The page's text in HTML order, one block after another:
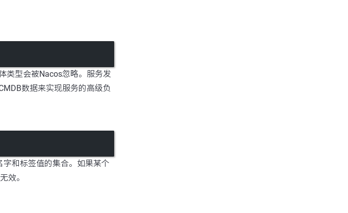
类型会被Nacos忽略。服务发
数据来实现服务的高级负
和标签值的集合。如果某个
效。